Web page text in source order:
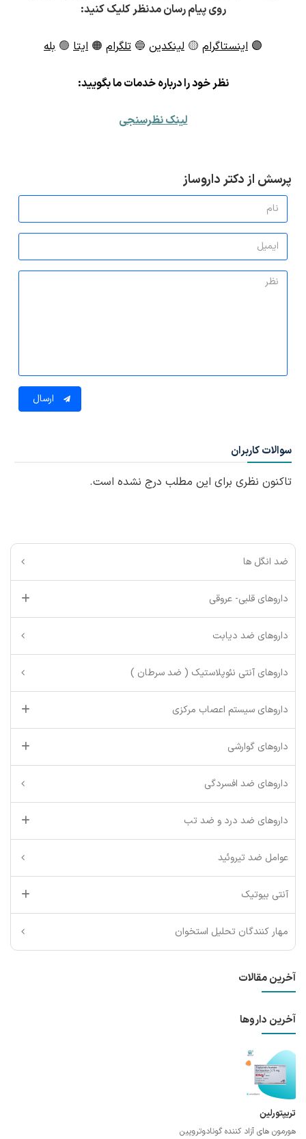
روی پیام رسان مدنظر کلیک کنید:
🟣 اینستاگرام 🟡 لینکدین 🔵 تلگرام 🟠 ایتا 🟢 بله
نظر خود را درباره خدمات ما بگویید:
لینک نظرسنجی
پرسش از دکتر داروساز
ارسال
سوالات کاربران
تاکنون نظری برای این مطلب درج نشده است.
ضد انگل ها
داروهای قلبی- عروقی
داروهای ضد دیابت
داروهای آنتی نئوپلاستیک ( ضد سرطان )
داروهای سیستم اعصاب مرکزی
داروهای گوارشی
داروهای ضد افسردگی
داروهای ضد درد و ضد تب
عوامل ضد تیروئید
آنتی بیوتیک
مهار کنندگان تحلیل استخوان
آخرین مقالات
آخرین داروها
تریپتورلین
هورمون های آزاد کننده گونادوتروپین